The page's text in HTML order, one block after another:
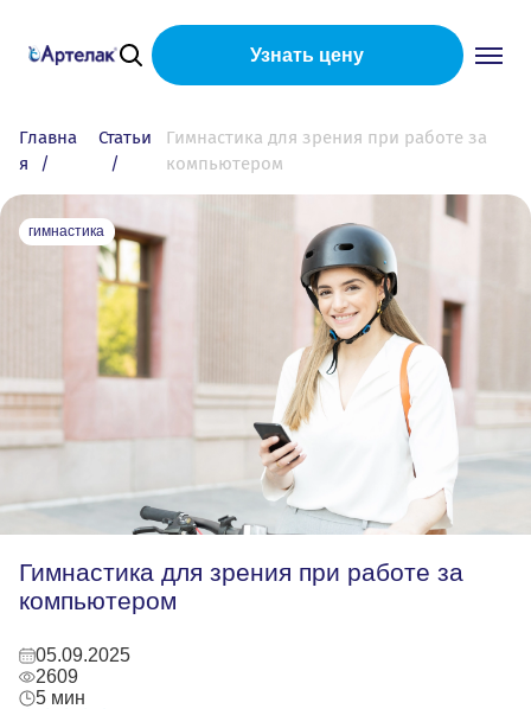
Узнать цену
Главна
я
Статьи
Гимнастика для зрения при работе за
компьютером
гимнастика
Гимнастика для зрения при работе за
компьютером
05.09.2025
2609
5 мин